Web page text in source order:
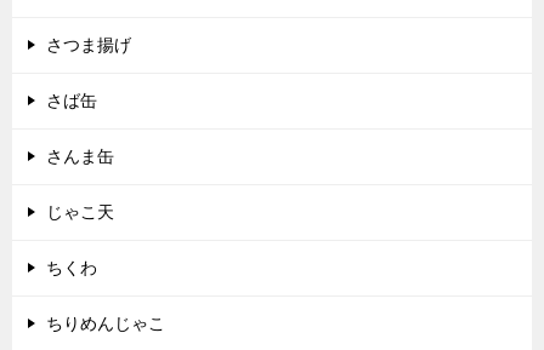
さつま揚げ
さば缶
さんま缶
じゃこ天
ちくわ
ちりめんじゃこ